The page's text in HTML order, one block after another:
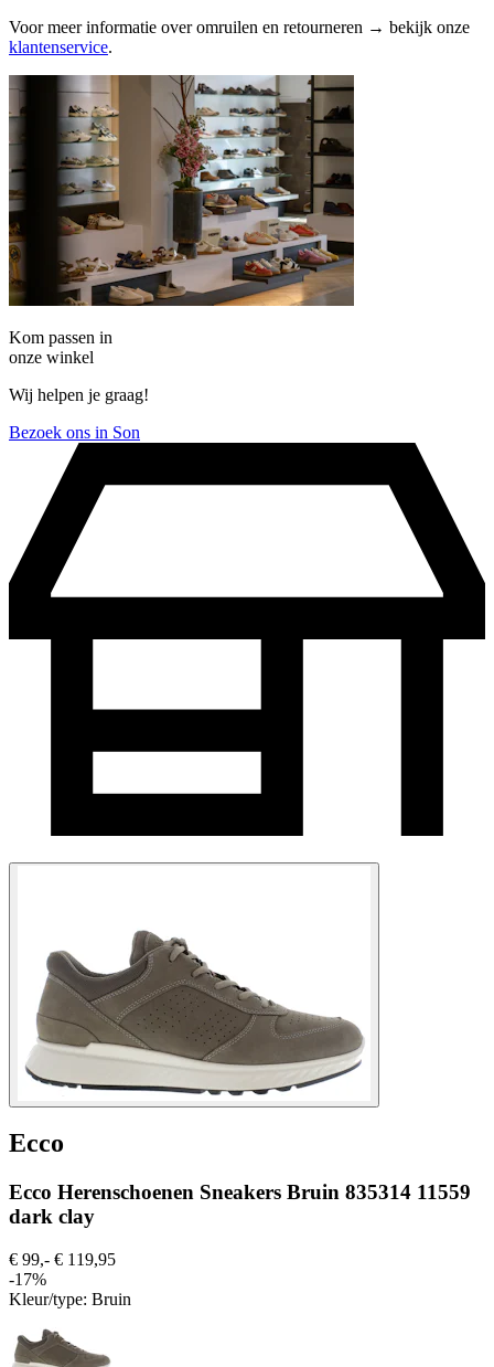
Voor meer informatie over omruilen en retourneren → bekijk onze
klantenservice.
Kom passen in
onze winkel
Wij helpen je graag!
Bezoek ons in Son
Ecco
Ecco Herenschoenen Sneakers Bruin 835314 11559
dark clay
€ 99,- € 119,95
-17%
Kleur/type: Bruin